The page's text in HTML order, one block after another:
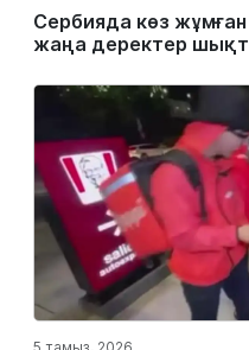
Сербияда көз
жаңа деректер